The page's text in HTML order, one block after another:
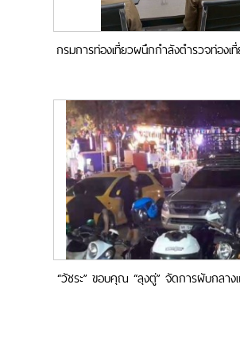
กรมการท่องเที่ยวผนึกกำลังตำรวจท่อง
“วัชระ” ขอบคุณ “ลุงตู่” จัดการผับกลาง